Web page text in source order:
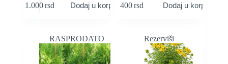
1.000rsd Dodaj u korpu 400 rsd Dodaj u korpu
RASPRODATO Rezerviši